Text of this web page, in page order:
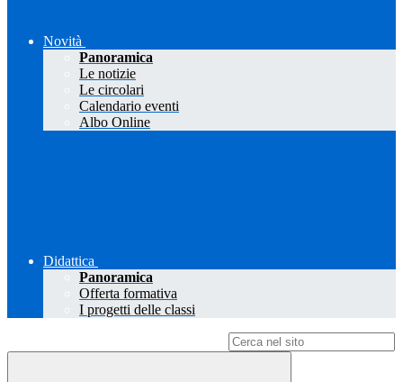
Novità
Panoramica
Le notizie
Le circolari
Calendario eventi
Albo Online
Didattica
Panoramica
Offerta formativa
I progetti delle classi